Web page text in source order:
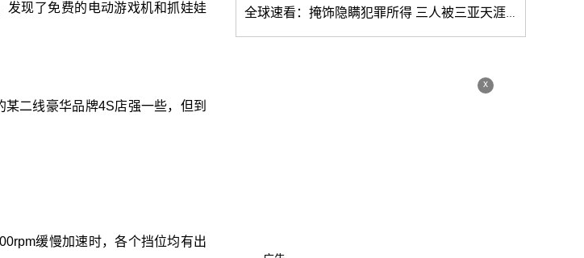
发现了免费的电动游戏机和抓娃娃
二线豪华品牌4S店强一些，但到
缓慢加速时，各个挡位均有出
全球速看：掩饰隐瞒犯罪所得 三人被三亚天涯警方刑拘
x